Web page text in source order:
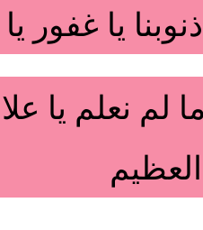
يا غفور
لم نعلم يا